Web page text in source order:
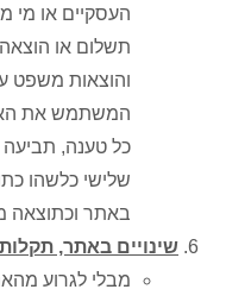
העסקיים או מי
תשלום או
והוצאות משפט
המשתמש את
כל טענה, תביעה
שלישי כלשהו
באתר וכתוצאה
שינויים באתר,
מבלי לגרוע